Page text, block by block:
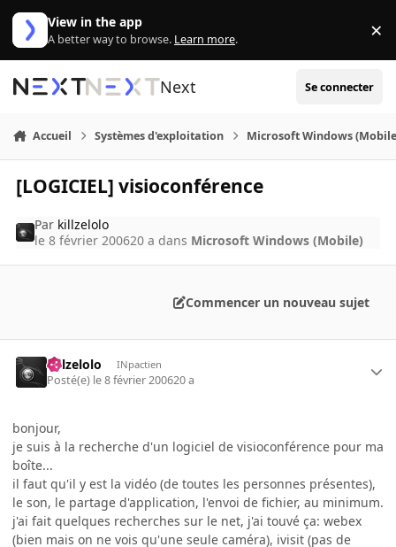
Aller au contenu
View in the app
A better way to browse. Learn more. ×
Next Se connecter
Accueil Systèmes d'exploitation Microsoft Windows
[LOGICIEL] visioconférence
Par killzelolo
le 8 février 200620 a dans Microsoft Windows (Mobile)
Commencer un nouveau sujet
killzelolo INpactien
Posté(e) le 8 février 200620 a
bonjour,
je suis à la recherche d'un logiciel de visioconférence pour ma
boîte...
il faut qu'il y est la vidéo (de toutes les personnes présentes),
le son, le partage d'application, l'envoi de fichier, au minimum.
j'ai fait quelques recherches sur le net, j'ai touvé ça: webex
(bien mais on ne vois qu'une seule caméra), ivisit (pas de